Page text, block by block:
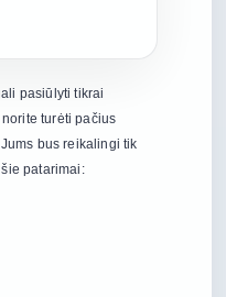
turėti pačius
bus reikalingi tik
patarimai: